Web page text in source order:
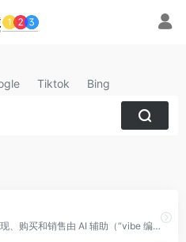
Tiktok Bing
Vibe Coded 是一个用于发现、购买和销售由 AI 辅助（“vibe 编码”）的软件项目的市场，包括应用程序、游戏和网站。